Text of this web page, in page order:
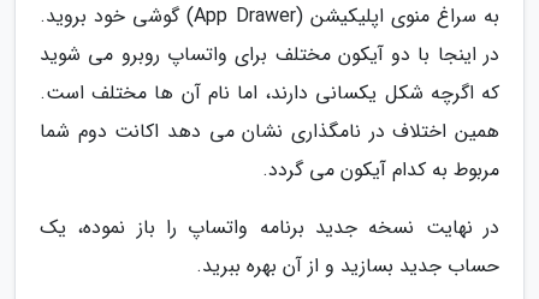
به سراغ منوی اپلیکیشن (App Drawer) گوشی خود بروید.
در اینجا با دو آیکون مختلف برای واتساپ روبرو می شوید
که اگرچه شکل یکسانی دارند، اما نام آن ها مختلف است.
همین اختلاف در نامگذاری نشان می دهد اکانت دوم شما
مربوط به کدام آیکون می گردد.
در نهایت نسخه جدید برنامه واتساپ را باز نموده، یک
حساب جدید بسازید و از آن بهره ببرید.